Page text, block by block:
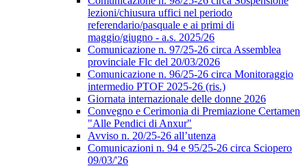
lezioni/chiusura uffici nel periodo
referendario/pasquale e ai primi di
maggio/giugno - a.s. 2025/26
Comunicazione n. 97/25-26 circa Assemblea
provinciale Flc del 20/03/2026
Comunicazione n. 96/25-26 circa Monitoraggio
intermedio PTOF 2025-26 (ris.)
Giornata internazionale delle donne 2026
Convegno e Cerimonia di Premiazione Certamen
"Alle Pendici di Anxur"
Avviso n. 20/25-26 all’utenza
Comunicazioni n. 94 e 95/25-26 circa Sciopero
09/03/'26